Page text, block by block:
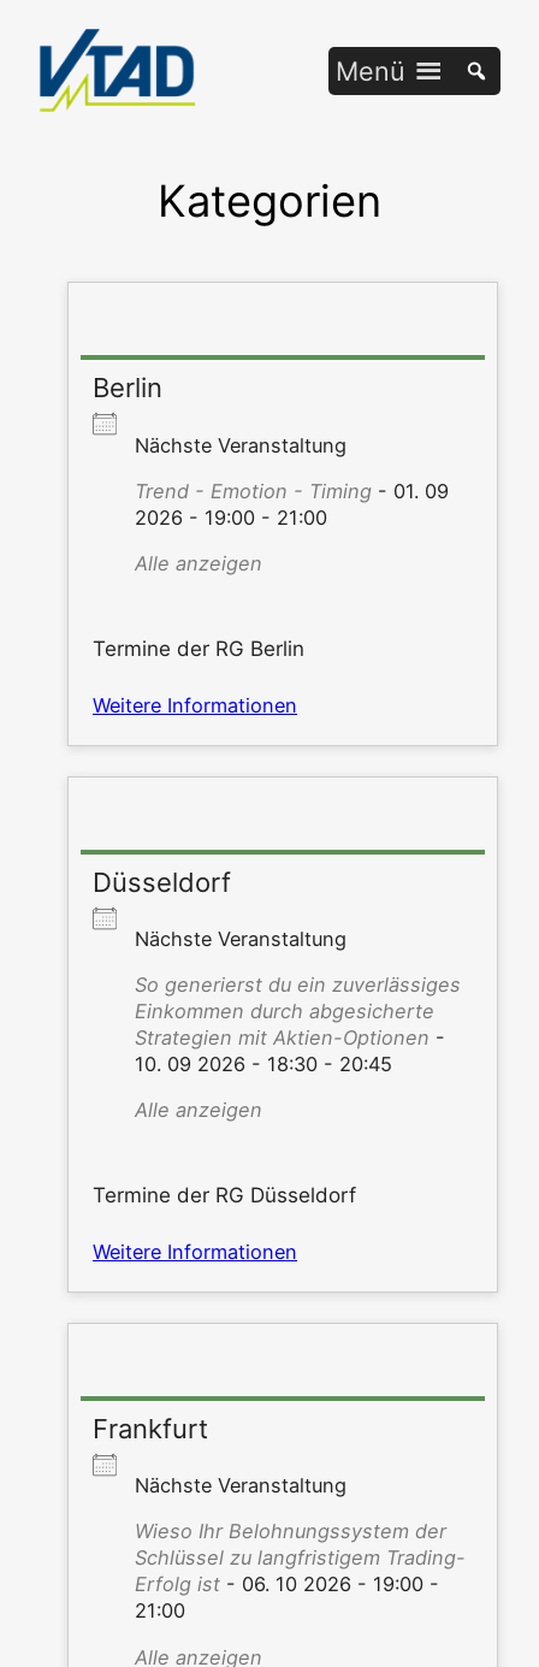
springen
Menü
Kategorien
Berlin
Nächs­te Veranstaltung
Trend - Emo­ti­on - Timing - 01. 09
2026 - 19:00 - 21:00
Alle anzei­gen
Ter­mi­ne der RG Berlin
Wei­te­re Informationen
Düsseldorf
Nächs­te Veranstaltung
So gene­rierst du ein zuver­läs­si­ges
Ein­kom­men durch abge­si­cher­te
Stra­te­gien mit Akti­en-Optio­nen -
10. 09 2026 - 18:30 - 20:45
Alle anzei­gen
Ter­mi­ne der RG Düsseldorf
Wei­te­re Informationen
Frankfurt
Nächs­te Veranstaltung
Wie­so Ihr Beloh­nungs­sys­tem der
Schlüs­sel zu lang­fris­ti­gem Tra­ding-
Erfolg ist - 06. 10 2026 - 19:00 -
21:00
Alle anzei­gen